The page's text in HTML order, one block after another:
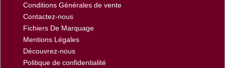
Conditions Générales de vente
Contactez-nous
Fichiers De Marquage
Mentions Légales
Découvrez-nous
Politique de confidentialité